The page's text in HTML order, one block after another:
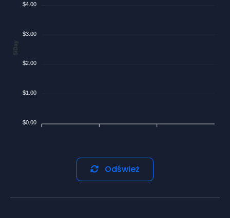
$4.00
$3.00
$2.00
$1.00
$0.00
$/Day
Odśwież